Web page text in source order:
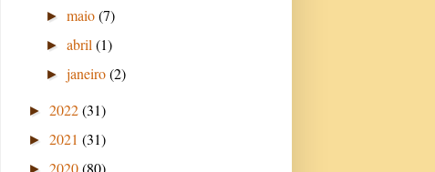
►maio(7)
►abril(1)
►janeiro(2)
► 2022(31)
► 2021 (31)
► 2020(80)